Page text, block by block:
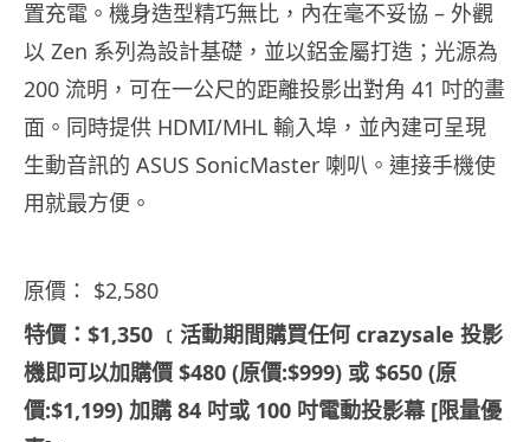
置充電。機身造型精巧無比，內在毫不妥協 – 外觀
以 Zen 系列為設計基礎，並以鋁金屬打造；光源為
200 流明，可在一公尺的距離投影出對角 41 吋的畫
面。同時提供 HDMI/MHL 輸入埠，並內建可呈現
生動音訊的 ASUS SonicMaster 喇叭。連接手機使
用就最方便。
原價： $2,580
特價：$1,350 ﹝活動期間購買任何 crazysale 投影
機即可以加購價 $480 (原價:$999) 或 $650 (原
價:$1,199) 加購 84 吋或 100 吋電動投影幕 [限量優